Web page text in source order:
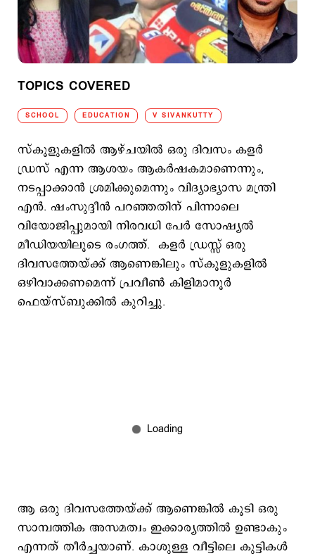
TOPICS COVERED
SCHOOL EDUCATION V SIVANKUTTY
സ്കൂളുകളില്‍ ആഴ്ചയിൽ ഒരു ദിവസം കളർ
ഡ്രസ് എന്ന ആശയം ആകർഷകമാണെന്നും,
നടപ്പാക്കാൻ ശ്രമിക്കുമെന്നും വിദ്യാഭ്യാസ മന്ത്രി
എൻ. ഷംസുദ്ദീൻ പറഞ്ഞതിന് പിന്നാലെ
വിയോജിപ്പുമായി നിരവധി പേര്‍ സോഷ്യല്‍
മീഡിയയിലൂടെ രംഗത്ത്. കളർ ഡ്രസ്സ് ഒരു
ദിവസത്തേയ്ക്ക് ആണെങ്കിലും സ്കൂളുകളിൽ
ഒഴിവാക്കണമെന്ന് പ്രവീണ്‍ കിളിമാനൂര്‍
ഫെയ്സ്ബുക്കില്‍ കുറിച്ചു.
ആ ഒരു ദിവസത്തേയ്ക്ക് ആണെങ്കിൽ കൂടി ഒരു
സാമ്പത്തിക അസമത്വം ഇക്കാര്യത്തിൽ ഉണ്ടാകും
എന്നത് തീർച്ചയാണ്. കാശുള്ള വീട്ടിലെ കുട്ടികൾ